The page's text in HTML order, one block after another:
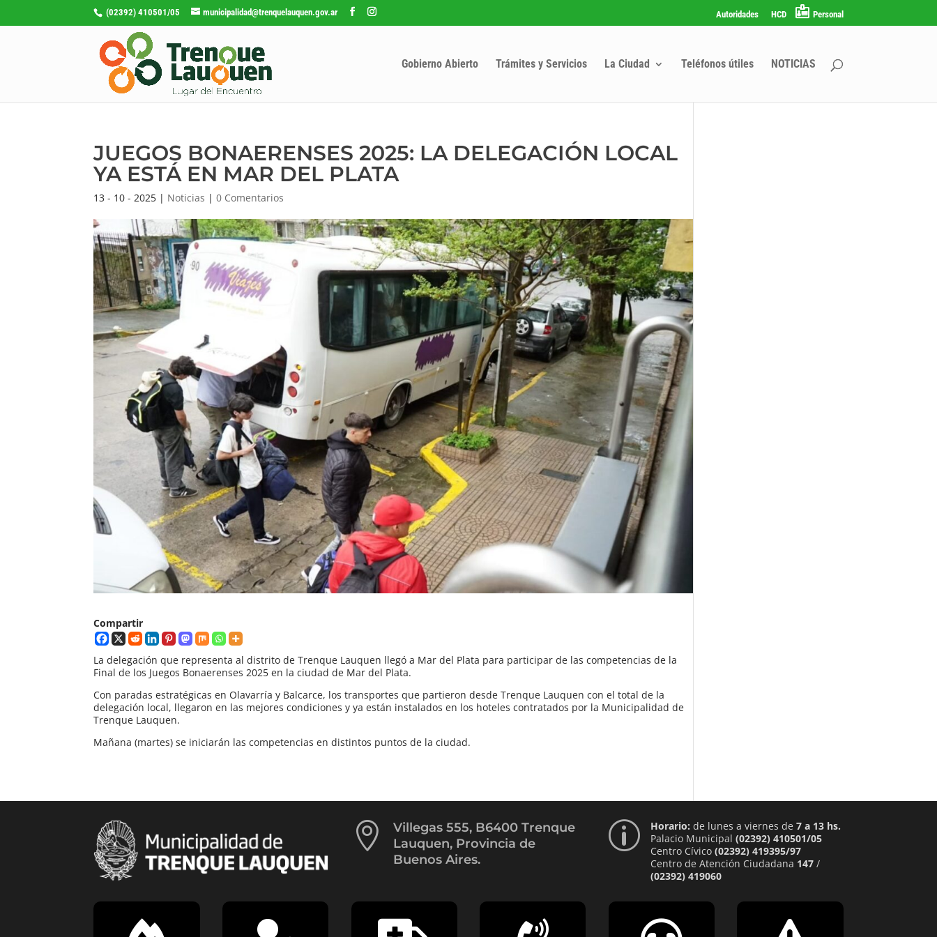
(02392) 410501/05 municipalidad@trenquelauquen.gov.ar Autoridades HCD Personal
Gobierno Abierto Trámites y Servicios La Ciudad Teléfonos útiles NOTICIAS
JUEGOS BONAERENSES 2025: LA DELEGACIÓN LOCAL
YA ESTÁ EN MAR DEL PLATA
13 - 10 - 2025 | Noticias |0 Comentarios
Compartir
La delegación que representa al distrito de Trenque Lauquen llegó a Mar del Plata para participar de las competencias de la
Final de los Juegos Bonaerenses 2025 en la ciudad de Mar del Plata.
Con paradas estratégicas en Olavarría y Balcarce, los transportes que partieron desde Trenque Lauquen con el total de la
delegación local, llegaron en las mejores condiciones y ya están instalados en los hoteles contratados por la Municipalidad de
Trenque Lauquen.
Mañana (martes) se iniciarán las competencias en distintos puntos de la ciudad.

Villegas 555, B6400 Trenque
Lauquen, Provincia de
Buenos Aires.
p Horario: de lunes a viernes de 7 a 13 hs.
Palacio Municipal (02392) 410501/05
Centro Cívico (02392) 419395/97
Centro de Atención Ciudadana 147/
(02392) 419060